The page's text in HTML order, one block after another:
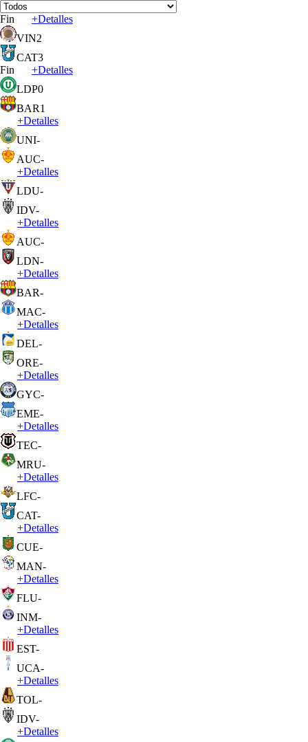
Fin +Detalles
VIN2
CAT3
Fin
+Detalles
LDP0
BAR1
+Detalles
UNI-
AUC-
+Detalles
LDU-
IDV-
+Detalles
AUC-
LDN-
+Detalles
BAR-
MAC-
+Detalles
DEL-
ORE-
+Detalles
GYC-
EME-
+Detalles
TEC-
MRU-
+Detalles
LFC-
CAT-
+Detalles
CUE-
MAN-
+Detalles
FLU-
INM-
+Detalles
EST-
UCA-
+Detalles
TOL-
IDV-
+Detalles